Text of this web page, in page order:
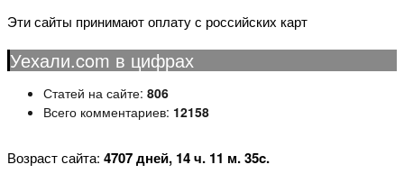
Эти сайты принимают оплату с российских карт
Уехали.com в цифрах
Статей на сайте: 806
Всего комментариев: 12158
Возраст сайта: 4707 дней, 14 ч. 11 м. 36c.